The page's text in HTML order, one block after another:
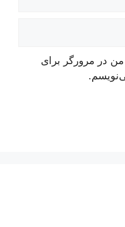
من در مرورگر برای